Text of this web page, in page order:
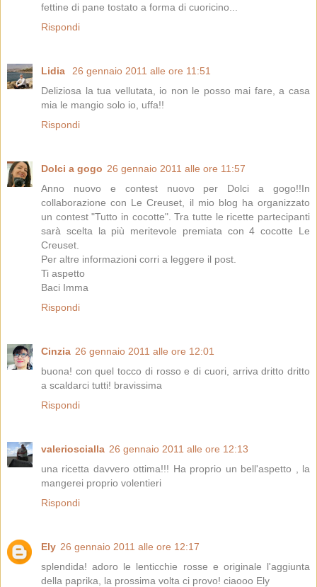
fettine di pane tostato a forma di cuoricino...
Rispondi
Lidia
26 gennaio 2011 alle ore 11:51
Deliziosa la tua vellutata, io non le posso mai fare, a casa
mia le mangio solo io, uffa!!
Rispondi
Dolci a gogo 26 gennaio 2011 alle ore 11:57
Anno nuovo e contest nuovo per Dolci a gogo!!In
collaborazione con Le Creuset, il mio blog ha organizzato
un contest "Tutto in cocotte". Tra tutte le ricette partecipanti
sarà scelta la più meritevole premiata con 4 cocotte Le
Creuset.
Per altre informazioni corri a leggere il post.
Ti aspetto
Baci Imma
Rispondi
Cinzia 26 gennaio 2011 alle ore 12:01
buona! con quel tocco di rosso e di cuori, arriva dritto dritto
a scaldarci tutti! bravissima
Rispondi
valerioscialla 26 gennaio 2011 alle ore 12:13
una ricetta davvero ottima!!! Ha proprio un bell'aspetto , la
mangerei proprio volentieri
Rispondi
Ely 26 gennaio 2011 alle ore 12:17
splendida! adoro le lenticchie rosse e originale l'aggiunta
della paprika, la prossima volta ci provo! ciaooo Ely